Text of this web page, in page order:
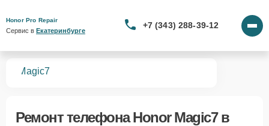
Honor Pro Repair
Сервис в Екатеринбурге
+7 (343) 288-39-12
Magic7
Ремонттелефона Honor Magic7в